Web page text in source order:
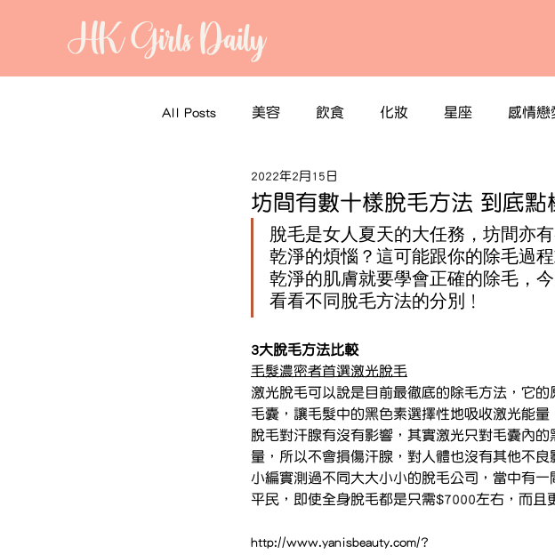
HK Girls Daily
All Posts 美容 飲食 化妝 星座 感情戀
坊間有數十樣脫毛方法 到底點
2022年2月15日
脫毛是女人夏天的大任務，坊間亦
乾淨的煩惱？這可能跟你的除毛過
乾淨的肌膚就要學會正確的除毛，
看看不同脫毛方法的分別﹗
3大脫毛方法比較
毛髮濃密者首選激光脫毛
激光脫毛可以說是目前最徹底的除毛方法，它
毛囊，讓毛髮中的黑色素選擇性地吸收激光能
脫毛對汗腺有沒有影響，其實激光只對毛囊內
量，所以不會損傷汗腺，對人體也沒有其他不良
小編實測過不同大大小小的脫毛公司，當中有
平民，即使全身脫毛都是只需$7000左右，而
http://www.yanisbeauty.com/?